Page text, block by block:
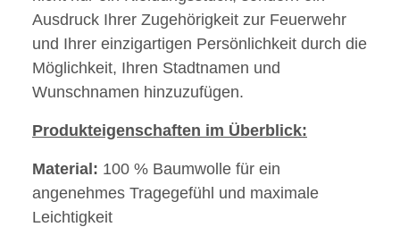
Ausdruck Ihrer Zugehörigkeit zur Feuerwehr
und Ihrer einzigartigen Persönlichkeit durch die
Möglichkeit, Ihren Stadtnamen und
Wunschnamen hinzuzufügen.
Produkteigenschaften im Überblick:
Material: 100 % Baumwolle für ein
angenehmes Tragegefühl und maximale
Leichtigkeit